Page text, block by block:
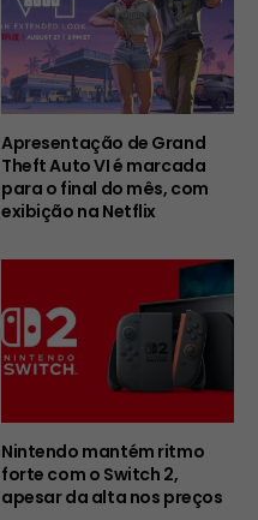
Apresentação de Grand
Theft Auto VI é marcada
para o final do mês, com
exibição na Netflix
Nintendo mantém ritmo
forte com o Switch 2,
apesar da alta nos preços